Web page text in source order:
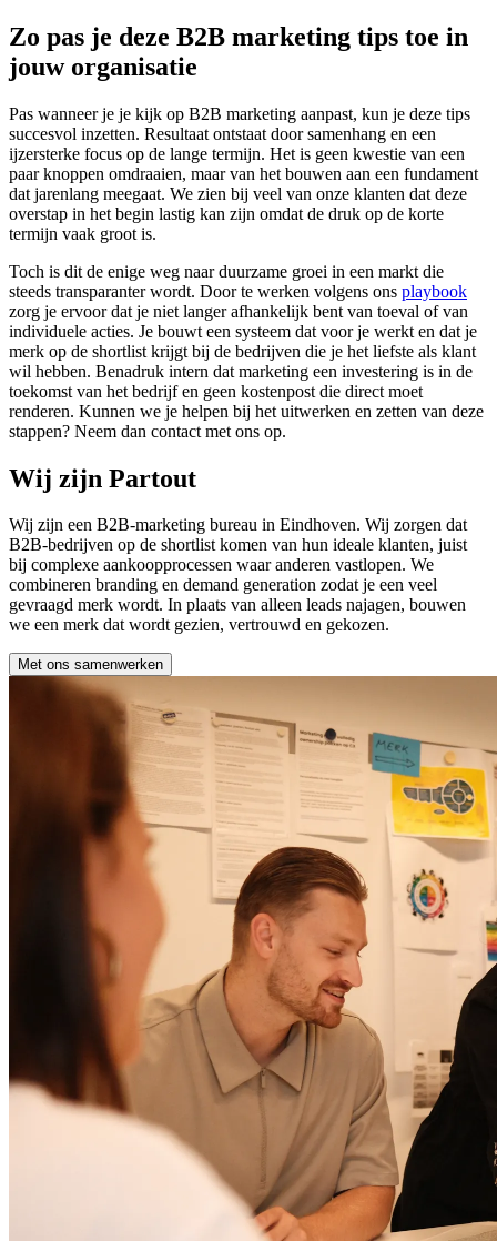
Zo pas je deze B2B marketing tips toe in
jouw organisatie
Pas wanneer je je kijk op B2B marketing aanpast, kun je deze tips
succesvol inzetten. Resultaat ontstaat door samenhang en een
ijzersterke focus op de lange termijn. Het is geen kwestie van een
paar knoppen omdraaien, maar van het bouwen aan een fundament
dat jarenlang meegaat. We zien bij veel van onze klanten dat deze
overstap in het begin lastig kan zijn omdat de druk op de korte
termijn vaak groot is.
Toch is dit de enige weg naar duurzame groei in een markt die
steeds transparanter wordt. Door te werken volgens ons playbook
zorg je ervoor dat je niet langer afhankelijk bent van toeval of van
individuele acties. Je bouwt een systeem dat voor je werkt en dat je
merk op de shortlist krijgt bij de bedrijven die je het liefste als klant
wil hebben. Benadruk intern dat marketing een investering is in de
toekomst van het bedrijf en geen kostenpost die direct moet
renderen. Kunnen we je helpen bij het uitwerken en zetten van deze
stappen? Neem dan contact met ons op.
Wij zijn Partout
Wij zijn een B2B-marketing bureau in Eindhoven. Wij zorgen dat
B2B-bedrijven op de shortlist komen van hun ideale klanten, juist
bij complexe aankoopprocessen waar anderen vastlopen. We
combineren branding en demand generation zodat je een veel
gevraagd merk wordt. In plaats van alleen leads najagen, bouwen
we een merk dat wordt gezien, vertrouwd en gekozen.
Met ons samenwerken